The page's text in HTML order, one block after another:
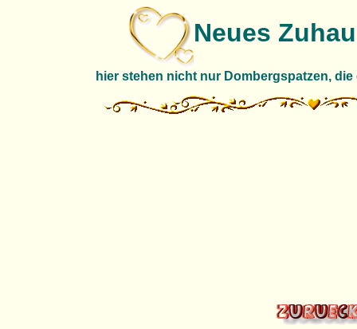
Neues
hier stehen nicht nur Dombergspatzen,